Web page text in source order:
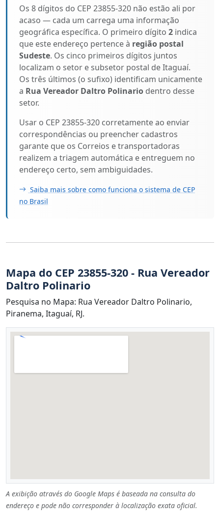
Os 8 dígitos do CEP 23855-320 não estão ali por
acaso — cada um carrega uma informação
geográfica específica. O primeiro dígito 2 indica
que este endereço pertence à região postal
Sudeste. Os cinco primeiros dígitos juntos
localizam o setor e subsetor postal de Itaguaí.
Os três últimos (o sufixo) identificam unicamente
a Rua Vereador Daltro Polinario dentro desse
setor.
Usar o CEP 23855-320 corretamente ao enviar
correspondências ou preencher cadastros
garante que os Correios e transportadoras
realizem a triagem automática e entreguem no
endereço certo, sem ambiguidades.
Saiba mais sobre como funciona o sistema de CEP
no Brasil
Mapa do CEP 23855-320 - Rua Vereador
Daltro Polinario
Pesquisa no Mapa: Rua Vereador Daltro Polinario,
Piranema, Itaguaí, RJ.
A exibição através do Google Maps é baseada na consulta do
endereço e pode não corresponder à localização exata oficial.